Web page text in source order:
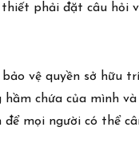
phải đặt câu hỏi
vệ quyền sở hữu
chứa của mình
để mọi người có thể